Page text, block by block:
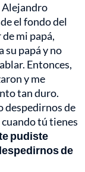
Alejandro
el fondo del
mi papá,
su papá y no
Entonces,
y me
tan duro.
despedirnos de
cuando tú tienes
pudiste
de